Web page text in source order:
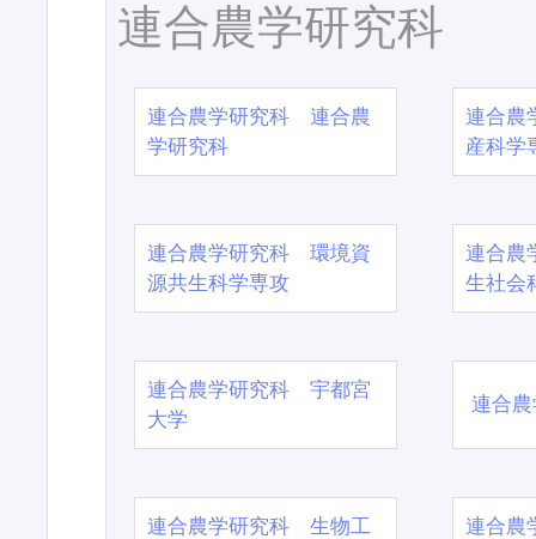
連合農学研究科
連合農学研究科 連合農
学研究科
連合農
産科学
連合農学研究科 環境資
源共生科学専攻
連合農
生社会
連合農学研究科 宇都宮
大学
連合
連合農学研究科 生物工
連合農